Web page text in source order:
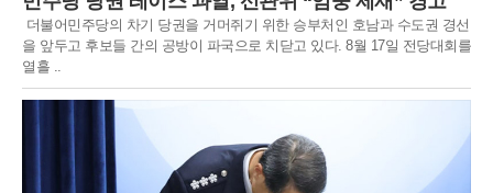
더불어민주당의 차기 당권을 거머쥐기 위한 승부처인 호남과 수도권 경선
을 앞두고 후보들 간의 공방이 파국으로 치닫고 있다. 8월 17일 전당대회를
열흘 ..